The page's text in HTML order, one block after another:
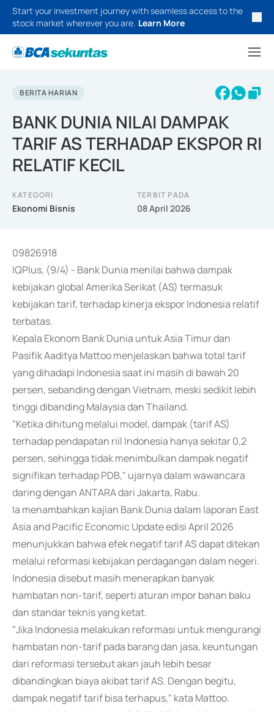
Start your investment journey with seamless access to the
stock market wherever you are. Learn More
BERITA HARIAN
BANK DUNIA NILAI DAMPAK
TARIF AS TERHADAP EKSPOR RI
RELATIF KECIL
KATEGORI
Ekonomi Bisnis
TERBIT PADA
08 April 2026
09826918
IQPlus, (9/4) - Bank Dunia menilai bahwa dampak
kebijakan global Amerika Serikat (AS) termasuk
kebijakan tarif, terhadap kinerja ekspor Indonesia relatif
terbatas.
Kepala Ekonom Bank Dunia untuk Asia Timur dan
Pasifik Aaditya Mattoo menjelaskan bahwa total tarif
yang dihadapi Indonesia saat ini masih di bawah 20
persen, sebanding dengan Vietnam, meski sedikit lebih
tinggi dibanding Malaysia dan Thailand.
"Ketika dihitung melalui model, dampak (tarif AS)
terhadap pendapatan riil Indonesia hanya sekitar 0,2
persen, sehingga tidak menimbulkan dampak negatif
signifikan terhadap PDB," ujarnya dalam wawancara
daring dengan ANTARA dari Jakarta, Rabu.
Ia menambahkan kajian Bank Dunia dalam laporan East
Asia and Pacific Economic Update edisi April 2026
menunjukkan bahwa efek negatif tarif AS dapat ditekan
melalui reformasi kebijakan perdagangan dalam negeri.
Indonesia disebut masih menerapkan banyak
hambatan non-tarif, seperti aturan impor bahan baku
dan standar teknis yang ketat.
"Jika Indonesia melakukan reformasi untuk mengurangi
hambatan non-tarif pada barang dan jasa, keuntungan
dari reformasi tersebut akan jauh lebih besar
dibandingkan biaya akibat tarif AS. Dengan begitu,
dampak negatif tarif bisa terhapus," kata Mattoo.